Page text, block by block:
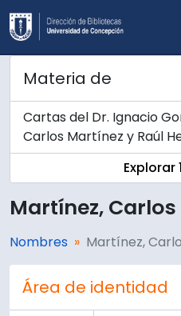
Skip to main content
Materia de
Cartas del Dr. Ignacio
Carlos Martínez y Raúl
Explorar
Martínez, Carlos
Nombres Martínez,
Área de identidad